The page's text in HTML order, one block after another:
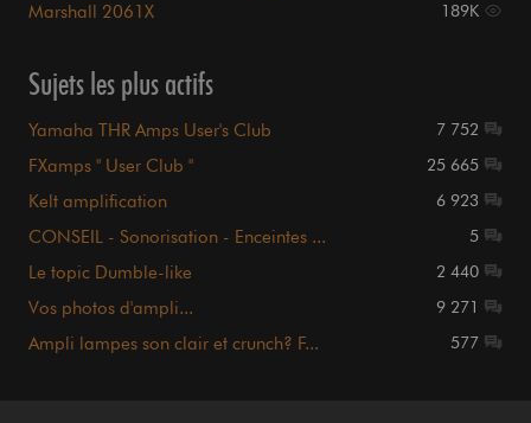
Marshall 2061X 189K
Sujets les plus actifs
Yamaha THR Amps User's Club 7 752
FXamps " User Club " 25 665
Kelt amplification 6 923
CONSEIL - Sonorisation - Enceintes ... 5
Le topic Dumble-like 2 440
Vos photos d'ampli... 9 271
Ampli lampes son clair et crunch? F... 577